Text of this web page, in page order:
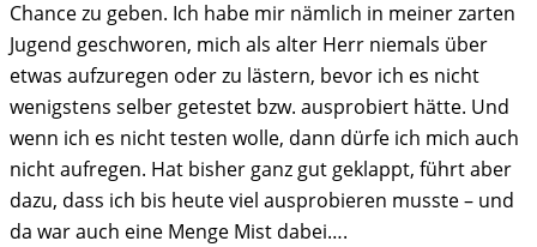
Chance zu geben. Ich habe mir nämlich in meiner zarten
Jugend geschworen, mich als alter Herr niemals über
etwas aufzuregen oder zu lästern, bevor ich es nicht
wenigstens selber getestet bzw. ausprobiert hätte. Und
wenn ich es nicht testen wolle, dann dürfe ich mich auch
nicht aufregen. Hat bisher ganz gut geklappt, führt aber
dazu, dass ich bis heute viel ausprobieren musste – und
da war auch eine Menge Mist dabei….